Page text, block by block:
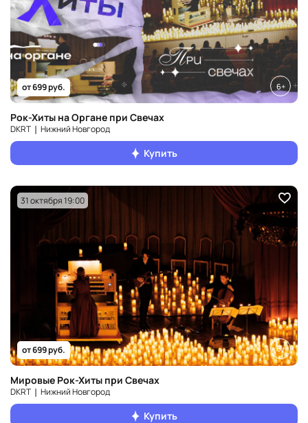
от 699 руб. 6+
Рок-Хиты на Органе при Свечах
DKRT ❘ Нижний Новгород
Купить
31 октября 19:00
от 699 руб. 6+
Мировые Рок-Хиты при Свечах
DKRT ❘ Нижний Новгород
Купить